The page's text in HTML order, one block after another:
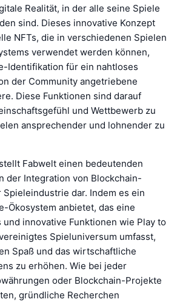
Realität, in der alle seine Spiele
sind. Dieses innovative Konzept
NFTs, die in verschiedenen Spielen
verwendet werden können,
Identifikation für ein nahtloses
der Community angetriebene
Diese Funktionen sind darauf
und Wettbewerb zu
ansprechender und lohnender zu
Fabwelt einen bedeutenden
der Integration von Blockchain-
dar. Indem es ein
Ökosystem anbietet, das eine
und innovative Funktionen wie Play to
Spieluniversum umfasst,
Spaß und das wirtschaftliche
zu erhöhen. Wie bei jeder
oder Blockchain-Projekte
gründliche Recherchen